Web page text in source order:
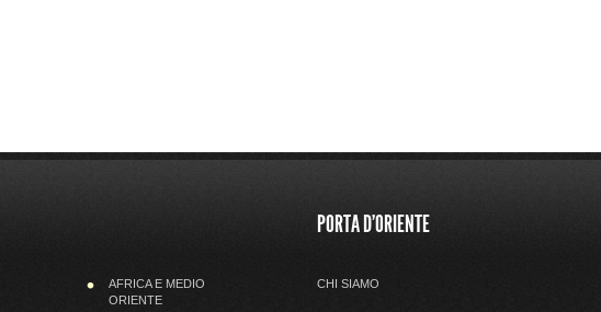
AFRICA E MEDIO
ORIENTE
PORTA D'ORIENTE
CHI SIAMO